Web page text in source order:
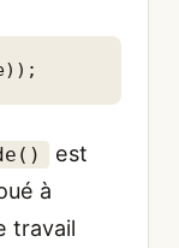
est
à
travail